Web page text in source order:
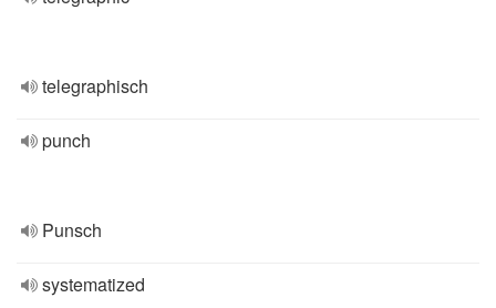
telegraphisch
punch
Punsch
systematized